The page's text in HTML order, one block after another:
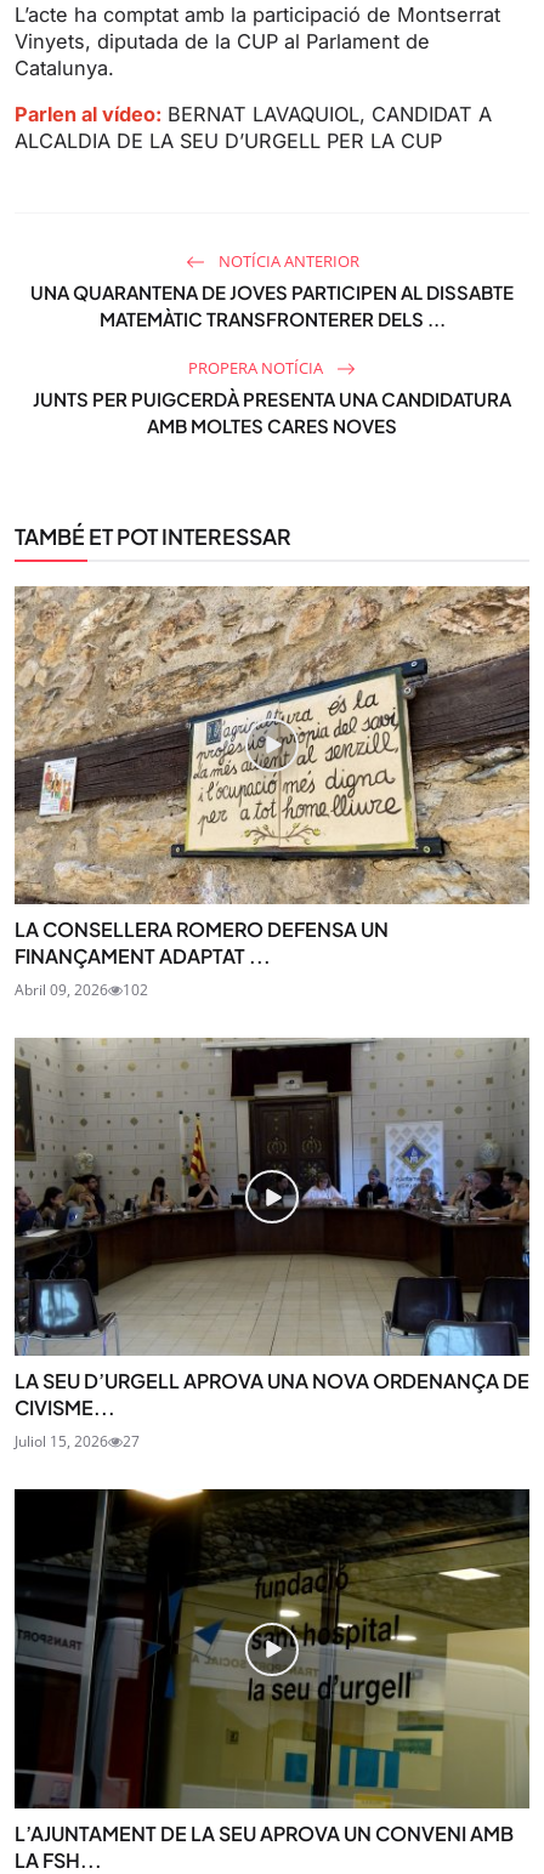
L’acte ha comptat amb la participació de Montserrat
Vinyets, diputada de la CUP al Parlament de
Catalunya.
Parlen al vídeo: BERNAT LAVAQUIOL, CANDIDAT A
ALCALDIA DE LA SEU D’URGELL PER LA CUP
NOTÍCIA ANTERIOR
UNA QUARANTENA DE JOVES PARTICIPEN AL DISSABTE
MATEMÀTIC TRANSFRONTERER DELS ...
PROPERA NOTÍCIA
JUNTS PER PUIGCERDÀ PRESENTA UNA CANDIDATURA
AMB MOLTES CARES NOVES
TAMBÉ ET POT INTERESSAR
LA CONSELLERA ROMERO DEFENSA UN
FINANÇAMENT ADAPTAT ...
Abril 09, 2026 102
LA SEU D’URGELL APROVA UNA NOVA ORDENANÇA DE
CIVISME...
Juliol 15, 2026 27
L’AJUNTAMENT DE LA SEU APROVA UN CONVENI AMB
LA FSH...